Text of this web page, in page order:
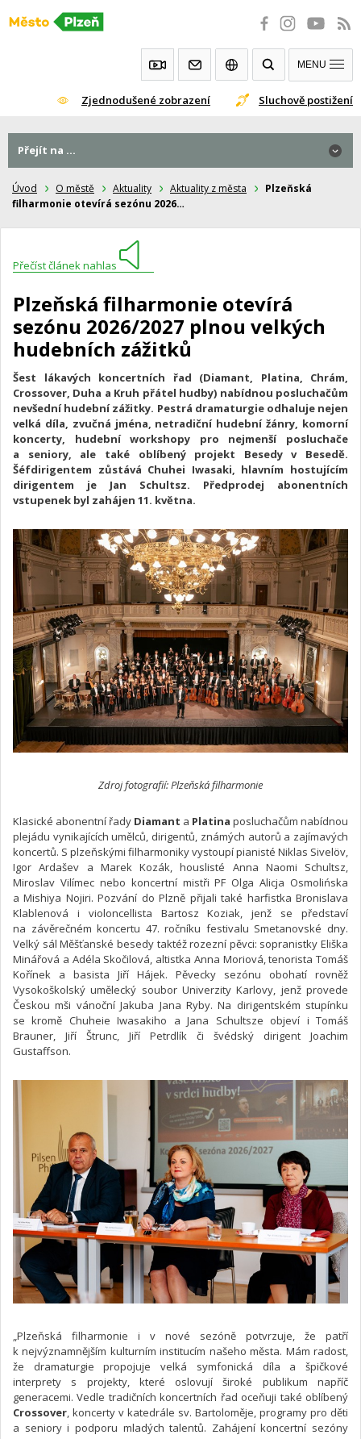
Přeskočit
Zjednodušené zobrazení Sluchově postižení
MENU
Úvod O městě Aktuality Aktuality z města
Plzeňská
filharmonie otevírá sezónu 2026…
Přečíst článek nahlas
Plzeňská filharmonie otevírá
sezónu 2026/2027 plnou velkých
hudebních zážitků
Šest lákavých koncertních řad (Diamant, Platina, Chrám,
Crossover, Duha a Kruh přátel hudby) nabídnou posluchačům
nevšední hudební zážitky. Pestrá dramaturgie odhaluje nejen
velká díla, zvučná jména, netradiční hudební žánry, komorní
koncerty, hudební workshopy pro nejmenší posluchače
a seniory, ale také oblíbený projekt Besedy v Besedě.
Šéfdirigentem zůstává Chuhei Iwasaki, hlavním hostujícím
dirigentem je Jan Schultsz. Předprodej abonentních
vstupenek byl zahájen 11. května.
Zdroj fotografií: Plzeňská filharmonie
Klasické abonentní řady Diamant a Platina posluchačům nabídnou
plejádu vynikajících umělců, dirigentů, známých autorů a zajímavých
koncertů. S plzeňskými filharmoniky vystoupí pianisté Niklas Sivelöv,
Igor Ardašev a Marek Kozák, houslisté Anna Naomi Schultsz,
Miroslav Vilímec nebo koncertní mistři PF Olga Alicja Osmolińska
a Mishiya Nojiri. Pozvání do Plzně přijali také harfistka Bronislava
Klablenová i violoncellista Bartosz Koziak, jenž se představí
na závěrečném koncertu 47. ročníku festivalu Smetanovské dny.
Velký sál Měšťanské besedy taktéž rozezní pěvci: sopranistky Eliška
Minářová a Adéla Skočilová, altistka Anna Moriová, tenorista Tomáš
Kořínek a basista Jiří Hájek. Pěvecky sezónu obohatí rovněž
Vysokoškolský umělecký soubor Univerzity Karlovy, jenž provede
Českou mši vánoční Jakuba Jana Ryby. Na dirigentském stupínku
se kromě Chuheie Iwasakiho a Jana Schultsze objeví i Tomáš
Brauner, Jiří Štrunc, Jiří Petrdlík či švédský dirigent Joachim
Gustaffson.
„Plzeňská filharmonie i v nové sezóně potvrzuje, že patří
k nejvýznamnějším kulturním institucím našeho města. Mám radost,
že dramaturgie propojuje velká symfonická díla a špičkové
interprety s projekty, které oslovují široké publikum napříč
generacemi. Vedle tradičních koncertních řad oceňuji také oblíbený
Crossover, koncerty v katedrále sv. Bartoloměje, programy pro děti
a seniory i podporu mladých talentů. Zahájení koncertní sezóny
Přejít na ...